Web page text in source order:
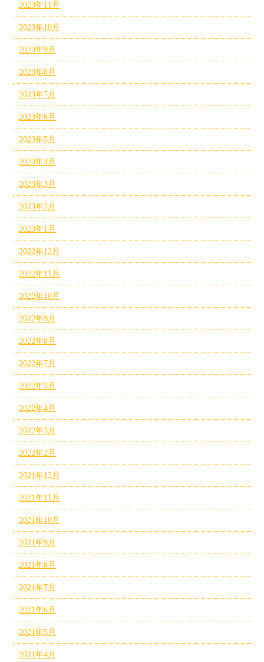
2023年11月
2023年10月
2023年9月
2023年8月
2023年7月
2023年6月
2023年5月
2023年4月
2023年3月
2023年2月
2023年1月
2022年12月
2022年11月
2022年10月
2022年9月
2022年8月
2022年7月
2022年5月
2022年4月
2022年3月
2022年2月
2021年12月
2021年11月
2021年10月
2021年9月
2021年8月
2021年7月
2021年6月
2021年5月
2021年4月